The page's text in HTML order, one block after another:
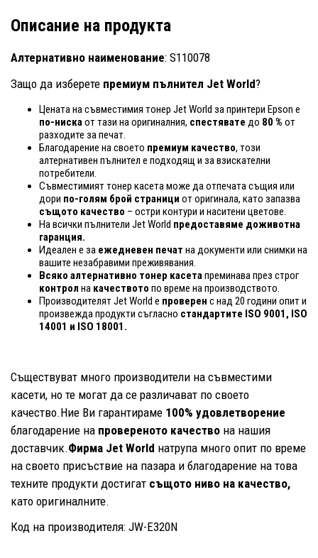
Описание на продукта
Алтернативно наименование: S110078
Защо да изберете премиум пълнител Jet World?
Цената на съвместимия тонер Jet World за принтери Epson е
по-нискаот тази на оригиналния, спестявате до 80 % от
разходите за печат.
Благодарение на своето премиум качество, този
алтернативен пълнител е подходящ и за взискателни
потребители.
Съвместимият тонер касета може да отпечата същия или
дори по-голям брой страници от оригинала, като запазва
същото качество – остри контури и наситени цветове.
На всички пълнители Jet World предоставяме доживотна
гаранция.
Идеален е за ежедневен печат на документи или снимки на
вашите незабравими преживявания.
Всяко алтернативно тонер касетапреминава през строг
контрол на качеството по време на производството.
Производителят Jet World е проверен с над 20 години опит и
произвежда продукти съгласно стандартите ISO 9001, ISO
14001 и ISO 18001.
Съществуват много производители на съвместими
касети, но те могат да се различават по своето
качество.Ние Ви гарантираме 100% удовлетворение
благодарение на провереното качество на нашия
доставчик.Фирма Jet World натрупа много опит по време
на своето присъствие на пазара и благодарение на това
техните продукти достигат същото ниво на качество,
като оригиналните.
Код на производителя: JW-E320N